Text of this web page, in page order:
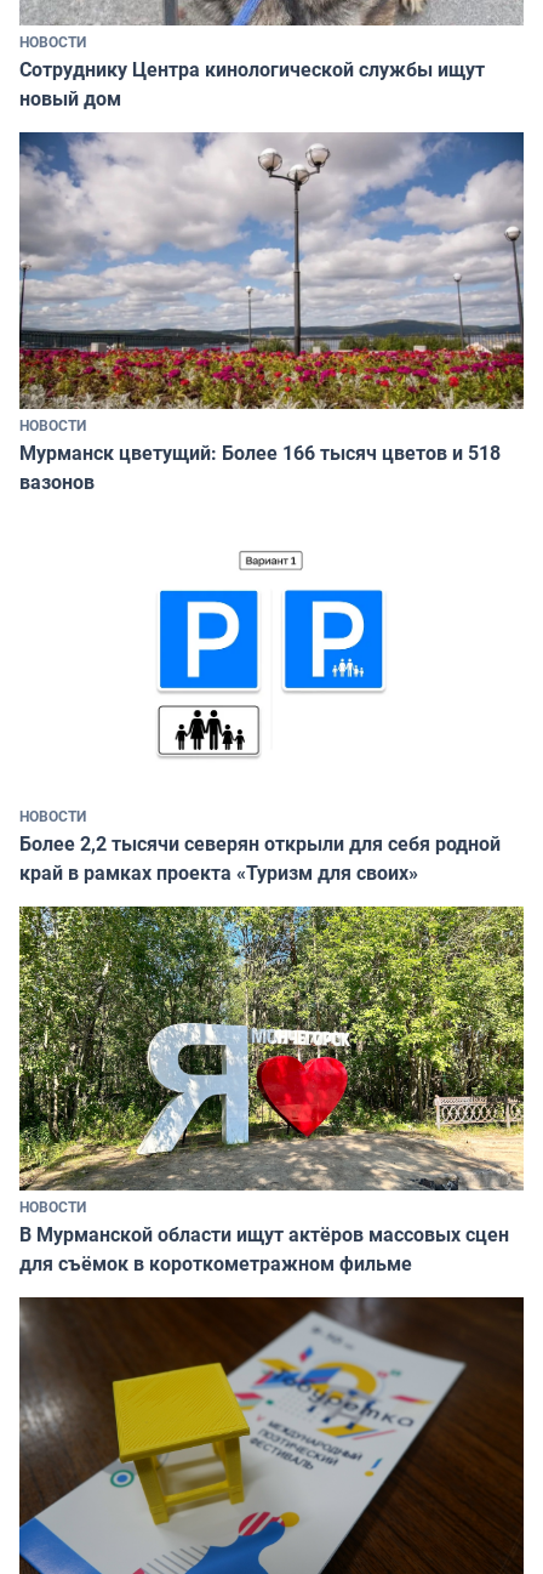
НОВОСТИ
Сотруднику Центра кинологической службы ищут
новый дом
НОВОСТИ
Мурманск цветущий: Более 166 тысяч цветов и 518
вазонов
НОВОСТИ
Более 2,2 тысячи северян открыли для себя родной
край в рамках проекта «Туризм для своих»
НОВОСТИ
В Мурманской области ищут актёров массовых сцен
для съёмок в короткометражном фильме